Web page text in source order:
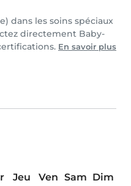
dans les soins spéciaux
directement Baby-
En savoir plus
Jeu Ven Sam Dim